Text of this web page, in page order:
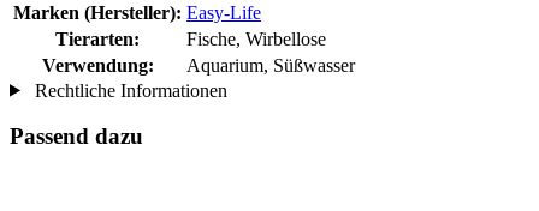
Marken (Hersteller): Easy-Life
Tierarten:
Fische, Wirbellose
Verwendung:
Aquarium, Süßwasser
Rechtliche Informationen
Passend dazu